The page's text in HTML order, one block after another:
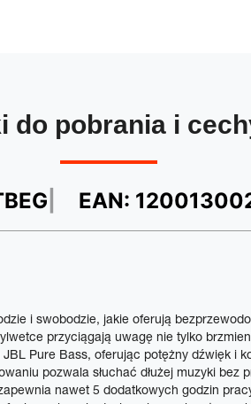
do pobrania i
EAN:
i swobodzie, jakie oferują
przyciągają uwagę nie tylko
Pure Bass, oferując potężny dźwięk i
pozwala słuchać dłużej muzyki bez
nawet 5 dodatkowych godzin